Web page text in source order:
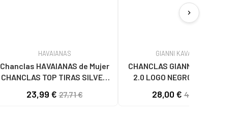
HAVAIANAS
Chanclas HAVAIANAS de Mujer
CHANCLAS TOP TIRAS SILVER
23,99 €27,71 €
GIANNI KAVANAGH
CHANCLAS GIANNI KAVANAGH
2.0 LOGO NEGRO Y BLANCO
28,00 €40,00 €
chevron_right